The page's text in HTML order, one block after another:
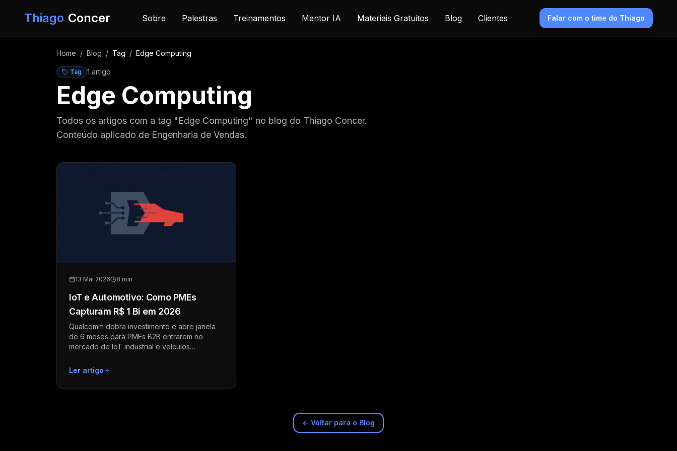
Thiago Concer Sobre Palestras Treinamentos Mentor IA Materiais Gratuitos Blog Clientes Falar com o time do Thiago
Home / Blog / Tag / Edge Computing
Tag 1 artigo
Edge Computing
Todos os artigos com a tag "Edge Computing" no blog do Thiago Concer.
Conteúdo aplicado de Engenharia de Vendas.
13 Mai 2026 8 min
IoT e Automotivo: Como PMEs
Capturam R$ 1 Bi em 2026
Qualcomm dobra investimento e abre janela
de 6 meses para PMEs B2B entrarem no
mercado de IoT industrial e veículos
Ler artigo
← Voltar para o Blog